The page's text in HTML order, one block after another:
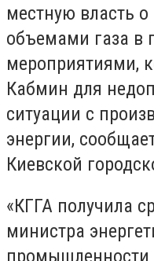
местную власть
объемами газа в
мероприятиями,
Кабмин для
ситуации с
энергии,
Киевской
«КГГА получила
министра